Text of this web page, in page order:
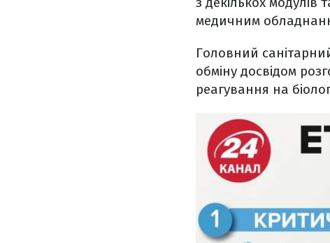
медичним
Головний
обміну досвідом
реагування на